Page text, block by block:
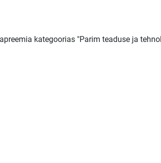
kategoorias "Parim teaduse ja